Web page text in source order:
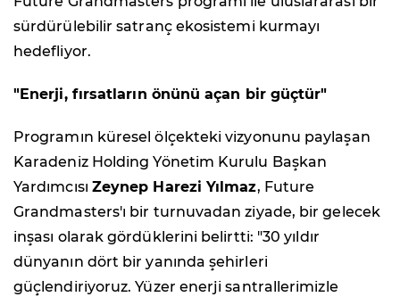
sürdürülebilir satranç ekosistemi kurmayı
hedefliyor.
"Enerji, fırsatların önünü açan bir güçtür"
Programın küresel ölçekteki vizyonunu paylaşan
Karadeniz Holding Yönetim Kurulu Başkan
Yardımcısı Zeynep Harezi Yılmaz, Future
Grandmasters'ı bir turnuvadan ziyade, bir gelecek
inşası olarak gördüklerini belirtti: "30 yıldır
dünyanın dört bir yanında şehirleri
güçlendiriyoruz. Yüzer enerji santrallerimizle